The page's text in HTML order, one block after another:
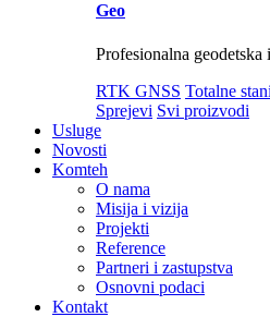
Geo
Profesionalna geodetska
RTK GNSS Totalne
Sprejevi Svi proizvodi
Usluge
Novosti
Komteh
O nama
Misija i vizija
Projekti
Reference
Partneri i zastupstva
Osnovni podaci
Kontakt